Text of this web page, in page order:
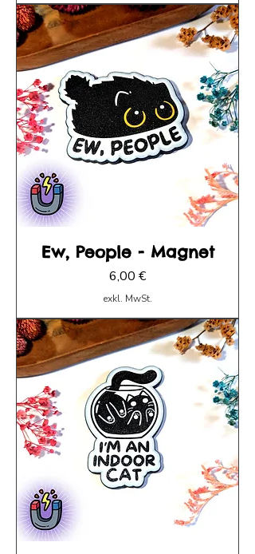
Ew, People - Magnet
Preis
6,00 €
exkl. MwSt.